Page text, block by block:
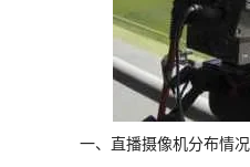
一、直播摄像机分布情况